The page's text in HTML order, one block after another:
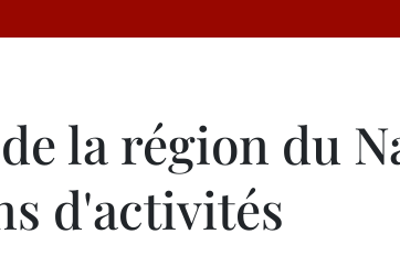
la région du
d'activités